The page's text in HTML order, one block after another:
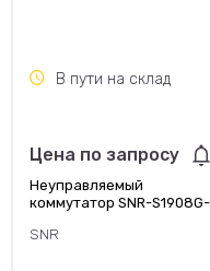
В пути на склад
Цена по запросу
Неуправляемый
коммутатор SNR-S1908G-
SNR